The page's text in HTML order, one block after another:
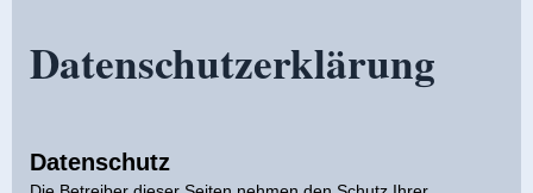
Datenschutzerklärung
Datenschutz